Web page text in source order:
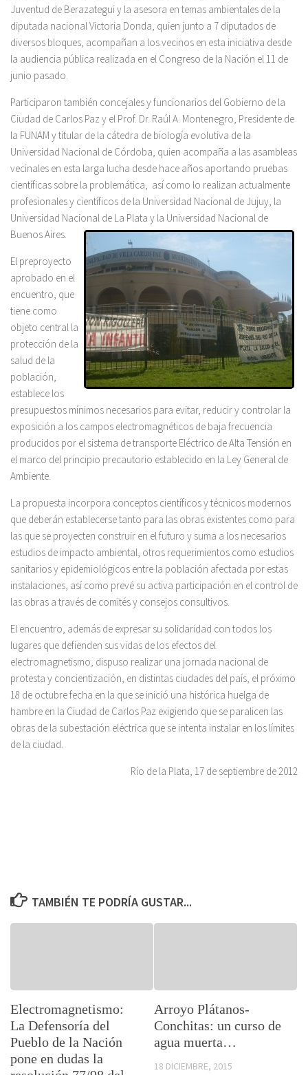
Juventud de Berazategui y la asesora en temas ambientales de la
diputada nacional Victoria Donda, quien junto a 7 diputados de
diversos bloques, acompañan a los vecinos en esta iniciativa desde
la audiencia pública realizada en el Congreso de la Nación el 11 de
junio pasado.
Participaron también concejales y funcionarios del Gobierno de la
Ciudad de Carlos Paz y el Prof. Dr. Raúl A. Montenegro, Presidente de
la FUNAM y titular de la cátedra de biología evolutiva de la
Universidad Nacional de Córdoba, quien acompaña a las asambleas
vecinales en esta larga lucha desde hace años aportando pruebas
científicas sobre la problemática, así como lo realizan actualmente
profesionales y científicos de la Universidad Nacional de Jujuy, la
Universidad Nacional de La Plata y la Universidad Nacional de
Buenos Aires.
El preproyecto
aprobado en el
encuentro, que
tiene como
objeto central la
protección de la
salud de la
población,
establece los
presupuestos mínimos necesarios para evitar, reducir y controlar la
exposición a los campos electromagnéticos de baja frecuencia
producidos por el sistema de transporte Eléctrico de Alta Tensión en
el marco del principio precautorio establecido en la Ley General de
Ambiente.
La propuesta incorpora conceptos científicos y técnicos modernos
que deberán establecerse tanto para las obras existentes como para
las que se proyecten construir en el futuro y suma a los necesarios
estudios de impacto ambiental, otros requerimientos como estudios
sanitarios y epidemiológicos entre la población afectada por estas
instalaciones, así como prevé su activa participación en el control de
las obras a través de comités y consejos consultivos.
El encuentro, además de expresar su solidaridad con todos los
lugares que defienden sus vidas de los efectos del
electromagnetismo, dispuso realizar una jornada nacional de
protesta y concientización, en distintas ciudades del país, el próximo
18 de octubre fecha en la que se inició una histórica huelga de
hambre en la Ciudad de Carlos Paz exigiendo que se paralicen las
obras de la subestación eléctrica que se intenta instalar en los límites
de la ciudad.
Río de la Plata, 17 de septiembre de 2012
TAMBIÉN TE PODRÍA GUSTAR...
Electromagnetismo:
La Defensoría del
Pueblo de la Nación
pone en dudas la
Arroyo Plátanos-
Conchitas: un curso de
agua muerta…
18 DICIEMBRE, 2015